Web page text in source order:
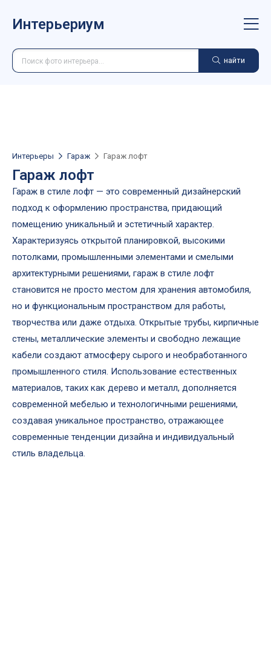
Интерьериум
найти
Интерьеры Гараж Гараж лофт
Гараж лофт
Гараж в стиле лофт — это современный дизайнерский
подход к оформлению пространства, придающий
помещению уникальный и эстетичный характер.
Характеризуясь открытой планировкой, высокими
потолками, промышленными элементами и смелыми
архитектурными решениями, гараж в стиле лофт
становится не просто местом для хранения автомобиля,
но и функциональным пространством для работы,
творчества или даже отдыха. Открытые трубы, кирпичные
стены, металлические элементы и свободно лежащие
кабели создают атмосферу сырого и необработанного
промышленного стиля. Использование естественных
материалов, таких как дерево и металл, дополняется
современной мебелью и технологичными решениями,
создавая уникальное пространство, отражающее
современные тенденции дизайна и индивидуальный
стиль владельца.